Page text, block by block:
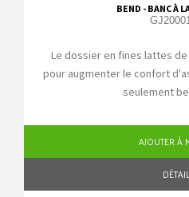
BEND - BANC À
Le dossier en fines lattes
pour augmenter le confort
seulement
AJOUTER À